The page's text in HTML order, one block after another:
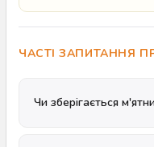
ЧАСТІ ЗАПИТАННЯ
Чи зберігається